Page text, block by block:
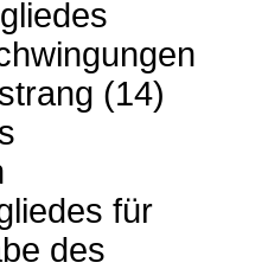
(14)
für
des